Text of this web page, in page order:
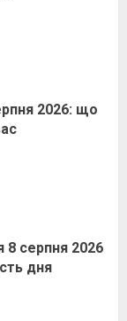
2026: що
8 серпня 2026
дня